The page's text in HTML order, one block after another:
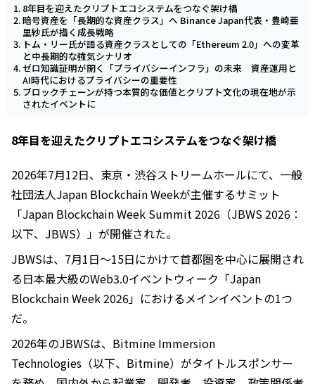
8年目を迎えたクリプトエコシステムをつなぐ架け橋
暗号資産を「長期的な資産クラス」へ Binance Japan代表・豊崎亜
里紗氏が描く成長戦略
トム・リー氏が語る資産クラスとしての「Ethereum 2.0」への変革
と中長期的な強気シナリオ
ゼロ知識証明が開く「プライバシーインフラ」の未来 資産運用と
AI時代におけるプライバシーの重要性
ブロックチェーンが持つ本質的な価値とクリプト文化の現在地が示
されたイベントに
8年目を迎えたクリプトエコシステムをつなぐ架け橋
2026年7月12日、東京・渋谷ストリームホールにて、一般
社団法人Japan Blockchain Weekが主催するサミット
「Japan Blockchain Week Summit 2026（JBWS 2026：
以下、JBWS）」が開催された。
JBWSは、7月1日〜15日にかけて首都圏を中心に展開され
る日本最大級のWeb3.0イベントウィーク「Japan
Blockchain Week 2026」におけるメインイベントの1つ
だ。
2026年のJBWSは、Bitmine Immersion
Technologies（以下、Bitmine）がタイトルスポンサー